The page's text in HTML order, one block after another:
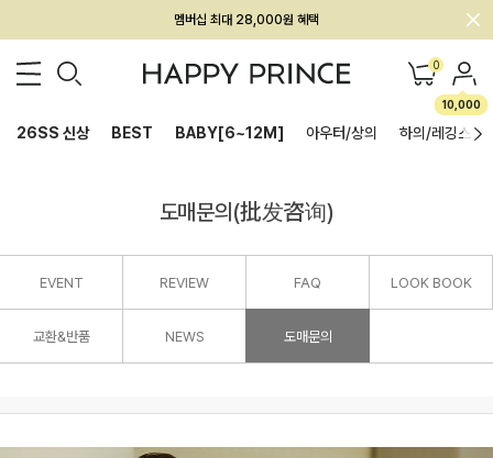
멤버십 최대 28,000원 혜택
0
10,000
26SS 신상 BEST BABY[6~12M] 아우터/상의 하의/레깅스
도매문의(批发咨询)
EVENT REVIEW FAQ LOOK BOOK
교환&반품 NEWS 도매문의